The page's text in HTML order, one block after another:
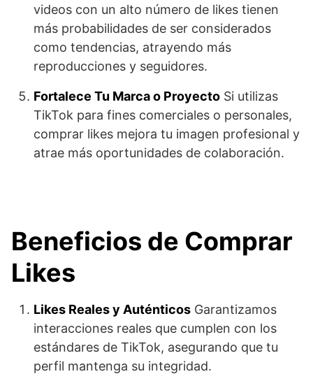
videos con un alto número de likes tienen
más probabilidades de ser considerados
como tendencias, atrayendo más
reproducciones y seguidores.
Fortalece Tu Marca o Proyecto Si utilizas
TikTok para fines comerciales o personales,
comprar likes mejora tu imagen profesional y
atrae más oportunidades de colaboración.
Beneficios de Comprar
Likes
Likes Reales y Auténticos Garantizamos
interacciones reales que cumplen con los
estándares de TikTok, asegurando que tu
perfil mantenga su integridad.